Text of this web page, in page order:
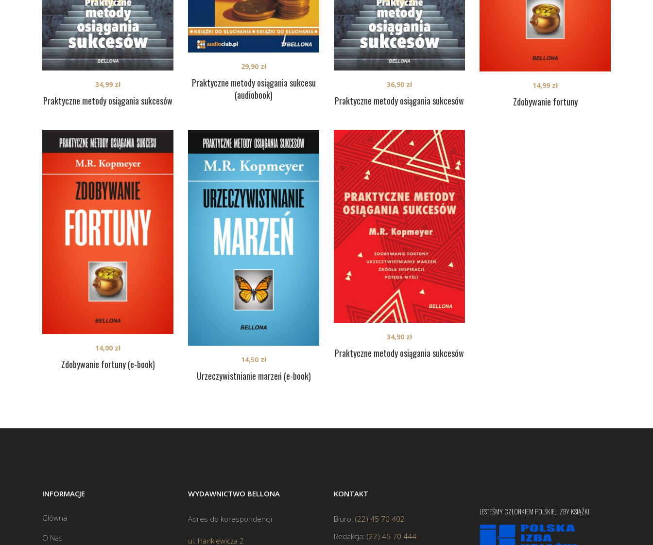
Praktyczne metody osiągania sukcesów
34,99 zł
Praktyczne metody osiągania sukcesu
(audiobook)
29,90 zł
Praktyczne metody osiągania sukcesów
36,90 zł
Zdobywanie fortuny
14,99 zł
Zdobywanie fortuny (e-book)
14,00 zł
Urzeczywistnianie marzeń (e-book)
14,50 zł
Praktyczne metody osiągania sukcesów
34,90 zł
INFORMACJE
Główna
O Nas
WYDAWNICTWO BELLONA
Adres do korespondencji
ul. Hankiewicza 2
KONTAKT
Biuro: (22) 45 70 402
Redakcja: (22) 45 70 444
JESTEŚMY CZŁONKIEM POLSKIEJ IZBY KSIĄŻKI